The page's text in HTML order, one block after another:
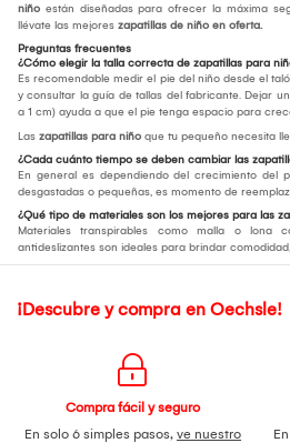
niño están diseñadas para ofrecer la máxima
llévate las mejores zapatillas de niño en oferta.
Preguntas frecuentes
¿Cómo elegir la talla correcta de zapatillas para
Es recomendable medir el pie del niño desde el
y consultar la guía de tallas del fabricante. Dejar
a 1 cm) ayuda a que el pie tenga espacio para
Las zapatillas para niño que tu pequeño necesita
¿Cada cuánto tiempo se deben cambiar las
En general es dependiendo del crecimiento del
desgastadas o pequeñas, es momento de
¿Qué tipo de materiales son los mejores para las
Materiales transpirables como malla o lona
antideslizantes son ideales para brindar
¡Descubre y compra en Oechsle!
Compra fácil y seguro
En solo 6 simples pasos, ve nuestro